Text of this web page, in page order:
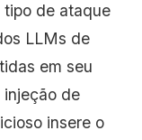
tipo de ataque
LLMs de
em seu
de
insere o